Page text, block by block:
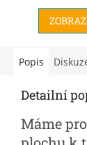
72 kovovými
kolem...
Popis
Detailní
Máme